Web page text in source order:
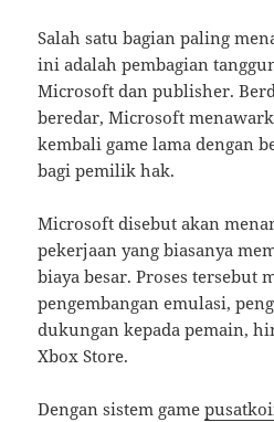
Salah satu bagian paling
ini adalah pembagian
Microsoft dan publisher.
beredar, Microsoft
kembali game lama dengan
bagi pemilik hak.
Microsoft disebut akan
pekerjaan yang biasanya
biaya besar. Proses tersebut
pengembangan emulasi,
dukungan kepada pemain,
Xbox Store.
Dengan sistem game